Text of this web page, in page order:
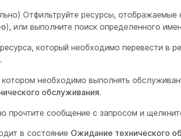
Отфильтруйте ресурсы,
), или выполните поиск определенного
который необходимо перевести в
.
необходимо выполнять
обслуживания.
прочтите сообщение с запросом и
в состояние Ожидание технического